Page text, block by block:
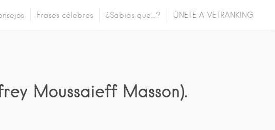
Frases célebres ¿Sabias que…? ÚNETE A VETRANKING
Moussaieff Masson).